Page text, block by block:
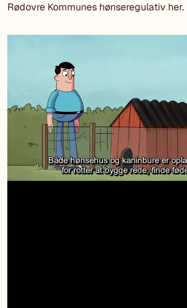
Rødovre Kommunes hønseregulativ her.